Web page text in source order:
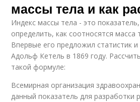
массы тела и как
Индекс массы тела - это
определить, как соотносятся масса
Впервые его предложил статистик и
Адольф Кетель в 1869 году.
такой формуле:
Всемирная организация
данный показатель для разработки